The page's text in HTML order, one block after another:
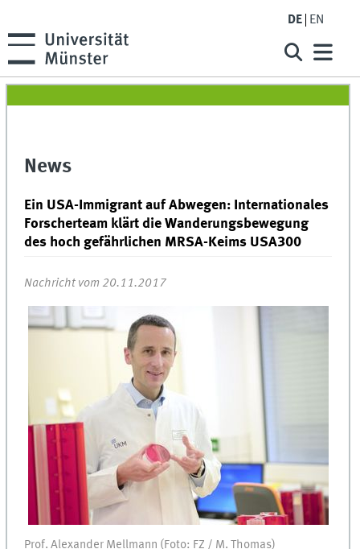
DE EN
News
Ein USA-Immigrant auf Abwegen: Internationales
Forscherteam klärt die Wanderungsbewegung
des hoch gefährlichen MRSA-Keims USA300
Nachricht vom 20.11.2017
Prof. Alexander Mellmann (Foto: FZ / M. Thomas)